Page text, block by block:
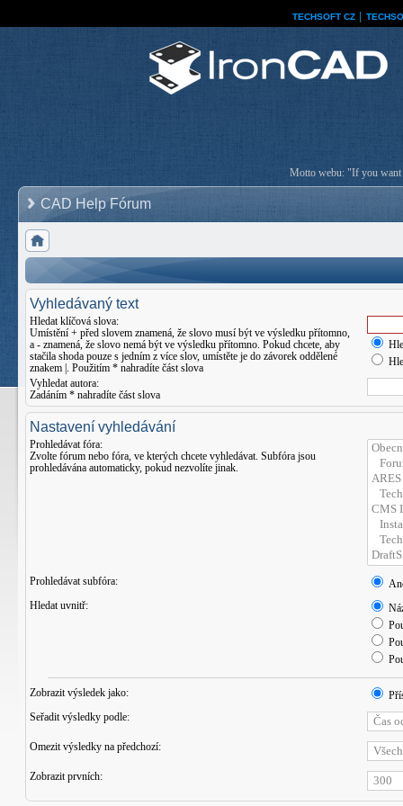
TECHSOFT CZ
Motto webu: "If you want
CAD Help Fórum
Vyhledávaný text
Hledat klíčová slova:
Umístění + před slovem znamená, že slovo musí být ve výsledku přítomno,
a - znamená, že slovo nemá být ve výsledku přítomno. Pokud chcete, aby
stačila shoda pouze s jedním z více slov, umístěte je do závorek oddělené
znakem . Použitím * nahradíte část slova
Vyhledat autora:
Zadáním * nahradíte část slova
Nastavení vyhledávání
Prohledávat fóra:
Zvolte fórum nebo fóra, ve kterých chcete vyhledávat. Subfóra jsou
prohledávána automaticky, pokud nezvolíte jinak.
Prohledávat subfóra:
Hledat uvnitř:
Zobrazit výsledek jako:
Seřadit výsledky podle:
Omezit výsledky na předchozí:
Zobrazit prvních: